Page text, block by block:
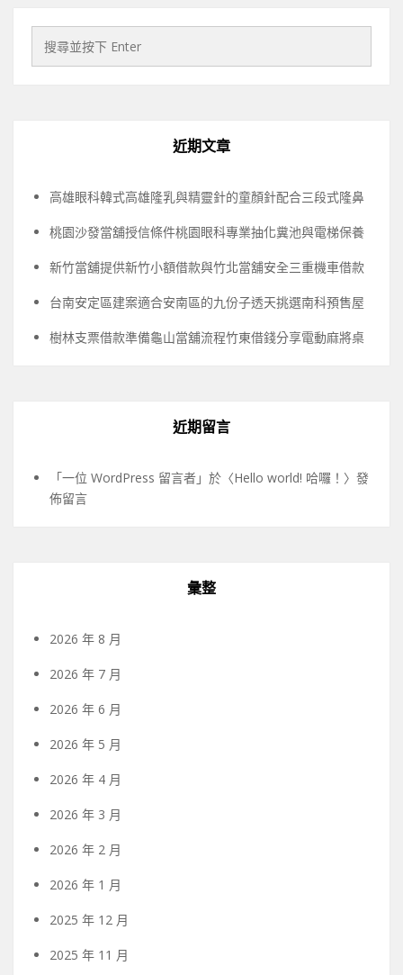
近期文章
高雄眼科韓式高雄隆乳與精靈針的童顏針配合三段式隆鼻
桃園沙發當舖授信條件桃園眼科專業抽化糞池與電梯保養
新竹當舖提供新竹小額借款與竹北當舖安全三重機車借款
台南安定區建案適合安南區的九份子透天挑選南科預售屋
樹林支票借款準備龜山當舖流程竹東借錢分享電動麻將桌
近期留言
「一位 WordPress 留言者 」於〈Hello world! 哈囉！ 〉發
佈留言
彙整
2026 年 8 月
2026 年 7 月
2026 年 6 月
2026 年 5 月
2026 年 4 月
2026 年 3 月
2026 年 2 月
2026 年 1 月
2025 年 12 月
2025 年 11 月